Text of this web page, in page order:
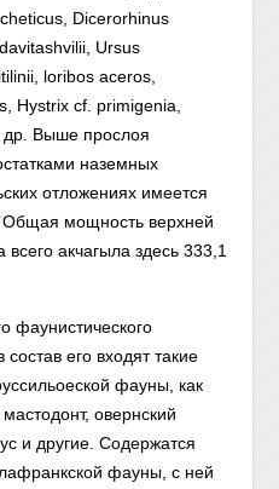
Dicerorhinus
Ursus
loribos aceros,
Hystrix cf. primigenia,
др. Выше прослоя
наземных
отложениях имеется
мощность верхней
акчагыла здесь 333,1
фаунистического
его входят такие
фауны, как
овернский
и другие. Содержатся
фауны, с ней